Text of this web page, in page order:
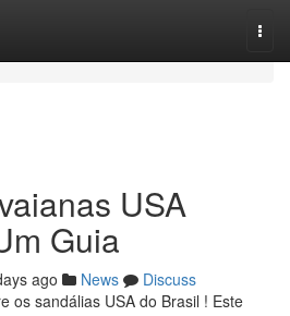
USA
Guia
ago News
Discuss
os sandálias USA do Brasil ! Este